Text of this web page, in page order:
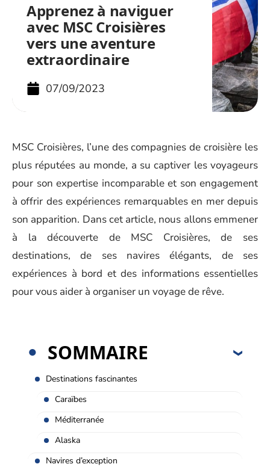
Apprenez à naviguer
avec MSC Croisières
vers une aventure
extraordinaire
07/09/2023
MSC Croisières, l’une des compagnies de croisière les
plus réputées au monde, a su captiver les voyageurs
pour son expertise incomparable et son engagement
à offrir des expériences remarquables en mer depuis
son apparition. Dans cet article, nous allons emmener
à la découverte de MSC Croisières, de ses
destinations, de ses navires élégants, de ses
expériences à bord et des informations essentielles
pour vous aider à organiser un voyage de rêve.
SOMMAIRE
Destinations fascinantes
Caraïbes
Méditerranée
Alaska
Navires d’exception